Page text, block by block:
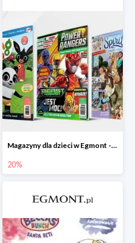
Magazyny dla dzieci w Egmont -20%
20%